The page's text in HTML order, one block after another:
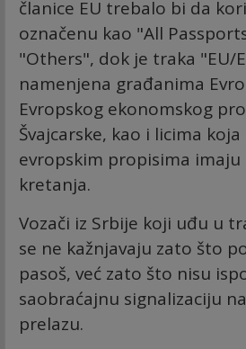
članice EU trebalo bi da
označenu kao "All
"Others", dok je traka "EU/
namenjena građanima
Evropskog ekonomskog
Švajcarske, kao i licima
evropskim propisima
kretanja.
Vozači iz Srbije koji uđu u
se ne kažnjavaju zato što
pasoš, već zato što nisu
saobraćajnu signalizaciju
prelazu.